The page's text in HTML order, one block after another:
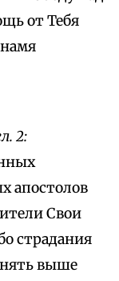
от Тебя
2:
апостолов
Свои
страдания
выше